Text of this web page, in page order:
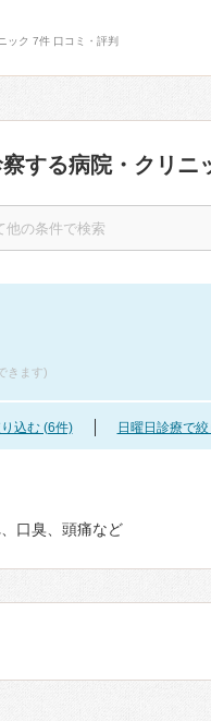
ック 7件 口コミ・評判
する病院・クリニ
きます)
込む (6件) 日曜日診療で
口臭、頭痛など